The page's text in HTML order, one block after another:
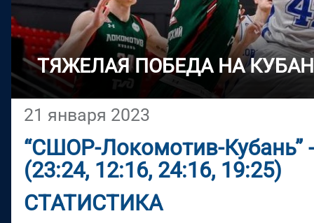
ТЯЖЕЛАЯ ПОБЕДА НА
21 января 2023
“СШОР-Локомотив-Кубань”
(23:24, 12:16, 24:16, 19:25)
СТАТИСТИКА